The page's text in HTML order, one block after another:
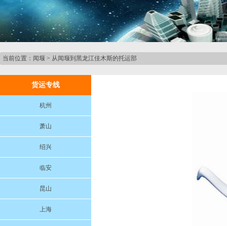
当前位置： 闻堰 > 从闻堰到黑龙江佳木斯的托运部
货运专线
杭州
萧山
绍兴
临安
昆山
上海